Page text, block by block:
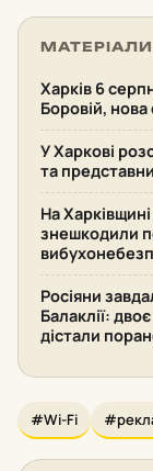
Харків 6
Боровій,
У Харкові
та
На
знешкодили
Росіяни
Балаклії:
дістали
#Wi-Fi